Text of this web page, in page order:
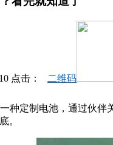
点击： 二维码
种定制电池，通过伙
。